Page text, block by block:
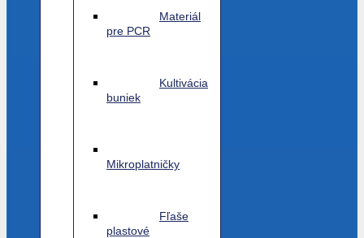
Materiál
pre PCR
Kultivácia
buniek
Mikroplatničky
Fľaše
plastové